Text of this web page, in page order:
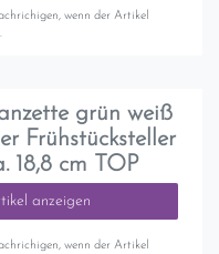
wenn der Artikel
grün weiß
Frühstücksteller
18,8 cm TOP
anzeigen
wenn der Artikel